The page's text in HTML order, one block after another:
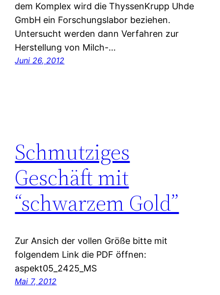
dem Komplex wird die ThyssenKrupp Uhde
GmbH ein Forschungslabor beziehen.
Untersucht werden dann Verfahren zur
Herstellung von Milch-…
Juni 26, 2012
Schmutziges
Geschäft mit
“schwarzem Gold”
Zur Ansich der vollen Größe bitte mit
folgendem Link die PDF öffnen:
aspekt05_2425_MS
Mai 7, 2012